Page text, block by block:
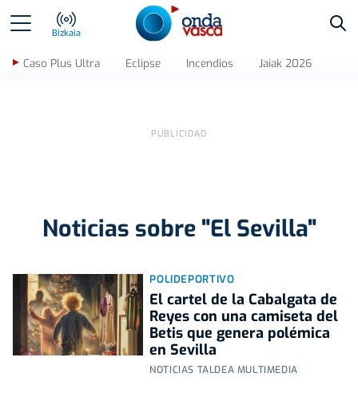
Bizkaia
Caso Plus Ultra Eclipse Incendios Jaiak 2026
Noticias sobre "El Sevilla"
POLIDEPORTIVO
El cartel de la Cabalgata de
Reyes con una camiseta del
Betis que genera polémica
en Sevilla
NOTICIAS TALDEA MULTIMEDIA